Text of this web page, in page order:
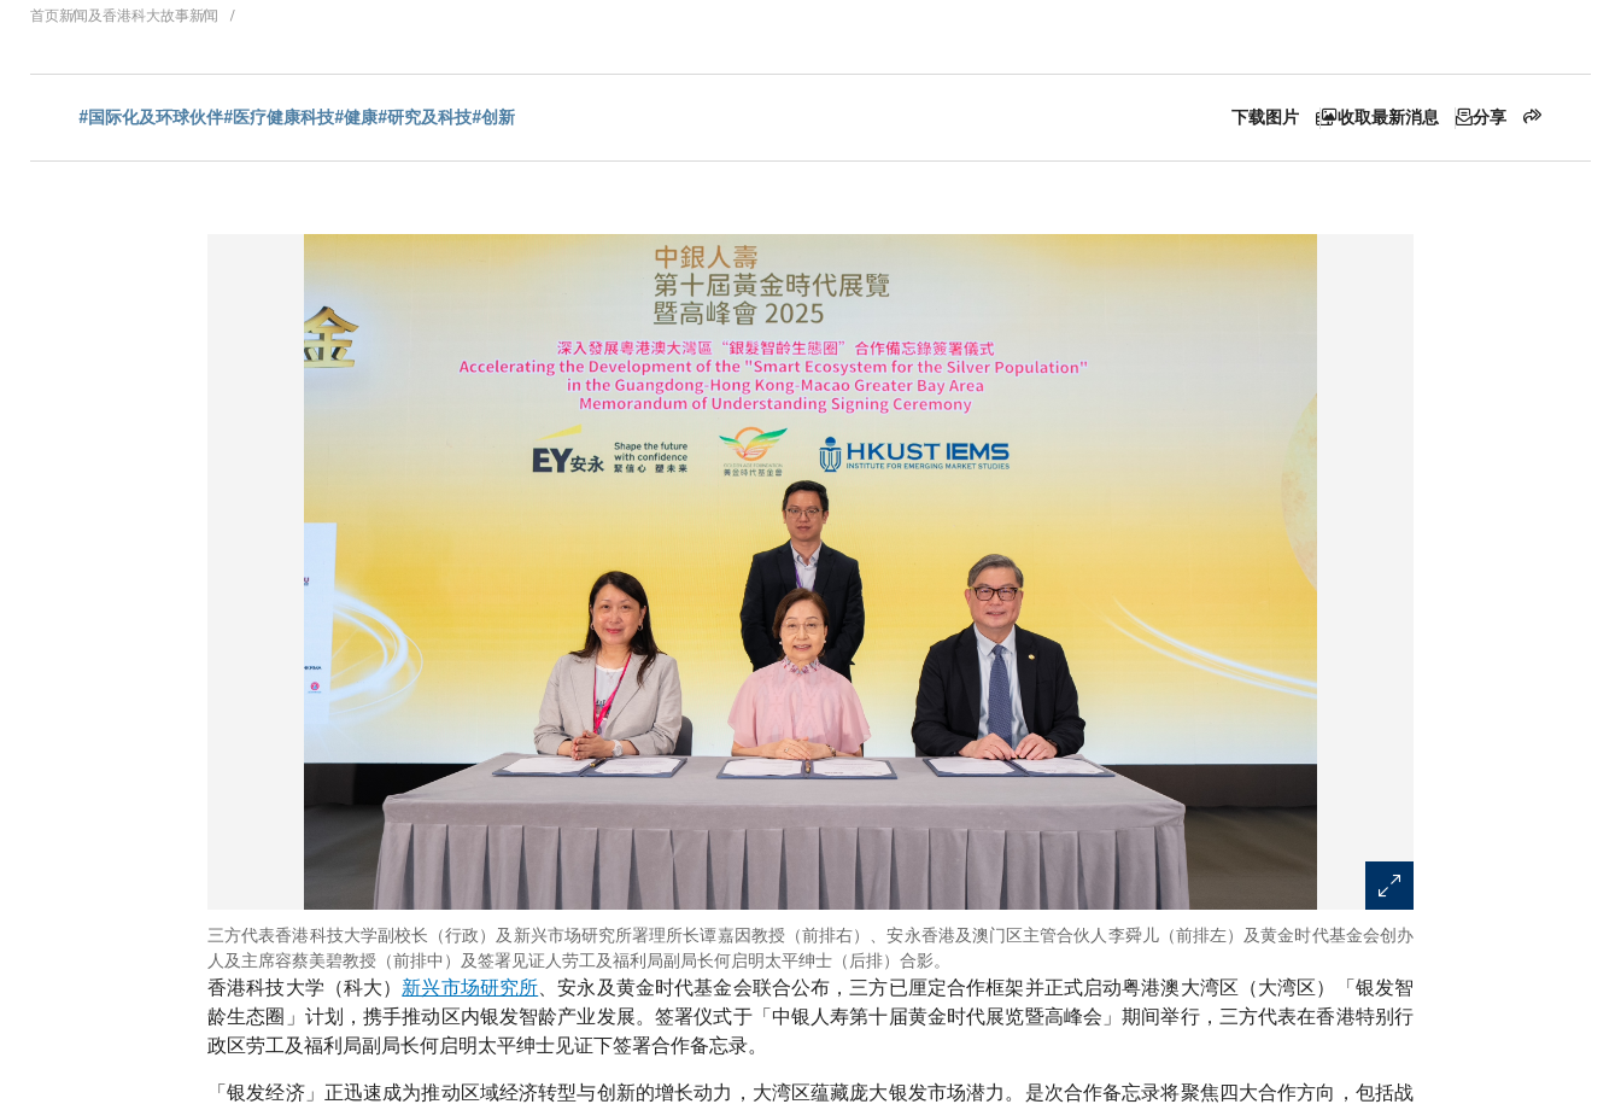
面
包
首页新闻及香港科大故事新闻
#国际化及环球伙伴#医疗健康科技#健康#研究及科技#创新 下载图片 收取最新消息 分享
三方代表香港科技大学副校长（行政）及新兴市场研究所署理所长谭嘉因教授（前排右）、安永香港及澳门区主管合伙人李舜儿（前排左）及黄金时代基金会创办
人及主席容蔡美碧教授（前排中）及签署见证人劳工及福利局副局长何启明太平绅士（后排）合影。
香港科技大学（科大） 新兴市场研究所 、安永及黄金时代基金会联合公布，三方已厘定合作框架并正式启动粤港澳大湾区（大湾区）「银发智
龄生态圈」计划，携手推动区内银发智龄产业发展。签署仪式于「中银人寿第十届黄金时代展览暨高峰会」期间举行，三方代表在香港特别行
政区劳工及福利局副局长何启明太平绅士见证下签署合作备忘录。
「银发经济」正迅速成为推动区域经济转型与创新的增长动力，大湾区蕴藏庞大银发市场潜力。是次合作备忘录将聚焦四大合作方向，包括战